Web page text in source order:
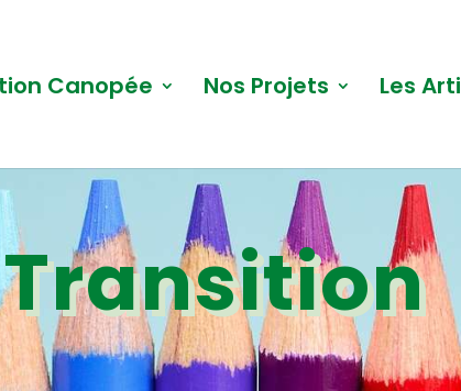
Canopée Nos Projets Les
Transition